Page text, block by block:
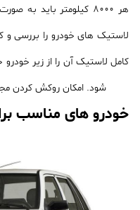
هر 8000 کیلومتر باید
لاستیک های خودرو را بررسی
کامل لاستیک آن را از زیر
شود. امکان روکش کردن
خودرو های مناسب